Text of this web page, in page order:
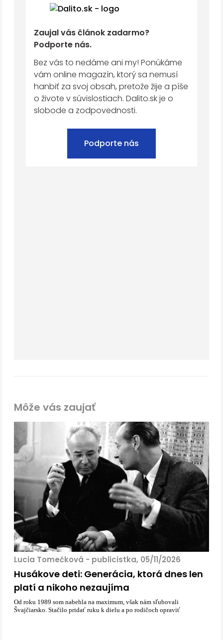
Zaujal vás článok zadarmo?
Podporte nás.
Bez vás to nedáme ani my! Ponúkáme
vám online magazín, ktorý sa nemusí
hanbiť za svoj obsah, pretože žije a píše
o živote v súvislostiach. Dalito.sk je o
slobode a zodpovednosti.
Podporte nás
Môže vás zaujať
Lucia Tomečková - publicistka, 05/11/2026
Husákove deti: Generácia, ktorá dnes len
platí a nikoho nezaujíma
Od roku 1989 som nabehla na maximum, však nám sľubovali
Švajčiarsko. Stačilo pridať ruku k dielu a po rodičoch opraviť